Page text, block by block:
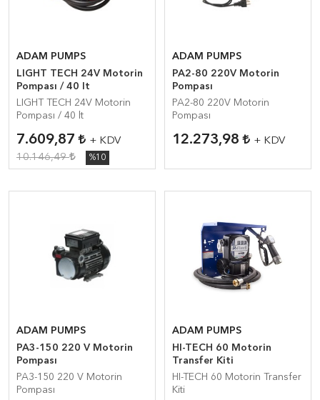
ADAM PUMPS
LIGHT TECH 24V Motorin
Pompası / 40 lt
LIGHT TECH 24V Motorin
Pompası / 40 lt
7.609,87
+ KDV
10.146,49
%10
ADAM PUMPS
PA2-80 220V Motorin
Pompası
PA2-80 220V Motorin
Pompası
12.273,98 + KDV
ADAM PUMPS
PA3-150 220 V Motorin
Pompası
PA3-150 220 V Motorin
Pompası
ADAM PUMPS
HI-TECH 60 Motorin
Transfer Kiti
HI-TECH 60 Motorin Transfer
Kiti